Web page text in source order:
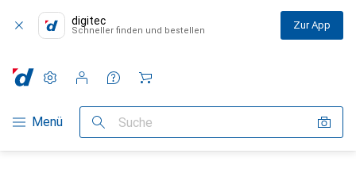
digitec
Schneller finden und bestellen Zur App
Navigation nach Kategorien
Menü Suche
Einstellungen
Kundenkonto
Vergleichslisten
Merklisten
Warenkorb